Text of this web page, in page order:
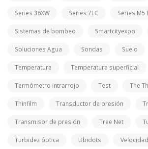
Series 36XW Series 7LC Series M5
Sistemas de bombeo Smartcityexpo
Soluciones Agua Sondas Suelo
Temperatura Temperatura superficial
Termómetro intrarrojo Test The
Thinfilm Transductor de presión
Transmisor de presión Tree Net
Turbidez óptica Ubidots Velocidad